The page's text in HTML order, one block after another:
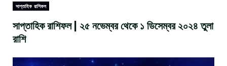
সাপ্তাহিক রাশিফল
সাপ্তাহিক রাশিফল | ২৫ নভেম্বর থেকে ১ ডিসেম্বর ২০২৪ তুলা
রাশি